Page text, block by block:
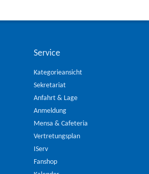
Service
Kategorieansicht
Sekretariat
Anfahrt & Lage
Anmeldung
Mensa & Cafeteria
Vertretungsplan
IServ
Fanshop